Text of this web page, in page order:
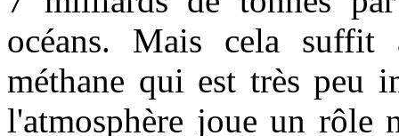
océans. Mais cela suffit
méthane qui est très peu
l'atmosphère joue un rôle